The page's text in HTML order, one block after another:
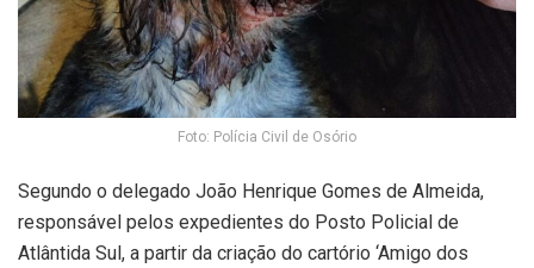
Foto: Polícia Civil de Osório
Segundo o delegado João Henrique Gomes de Almeida,
responsável pelos expedientes do Posto Policial de
Atlântida Sul, a partir da criação do cartório ‘Amigo dos